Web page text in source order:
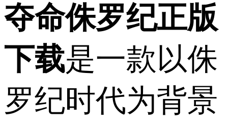
夺命侏罗纪正版
下载是一款以侏
罗纪时代为背景